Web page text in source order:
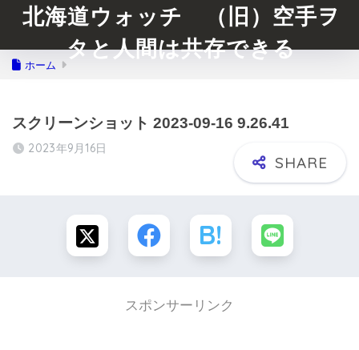
北海道ウォッチ （旧）空手ヲ
タと人間は共存できる
ホーム
スクリーンショット 2023-09-16 9.26.41
2023年9月16日
スポンサーリンク